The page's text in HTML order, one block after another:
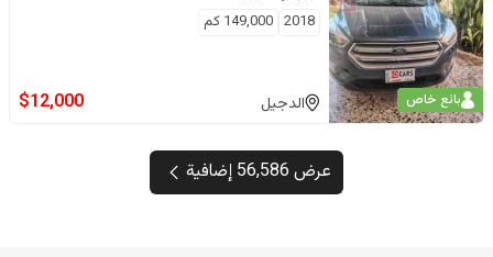
بائع خاص
2018
149,000 كم
الدجيل $12,000
عرض 56,586 إضافية